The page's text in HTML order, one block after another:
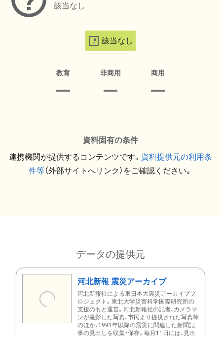
該当なし
該当なし
教育 非商用 商用
資料固有の条件
連携機関が提供するコンテンツです。 資料提供元の利用条
件等（外部サイトへリンク）をご確認ください。
データの提供元
河北新報 震災アーカイブ
河北新報社による東日本大震災アーカイブプ
ロジェクト。東北大学災害科学国際研究所の
支援のもと運営。河北新報社の記者、カメラマ
ンが撮影した写真、市民より提供された写真等
のほか、1991年以降の震災に関連した新聞記
事の見出しを収集・保存。毎月11日には、見出